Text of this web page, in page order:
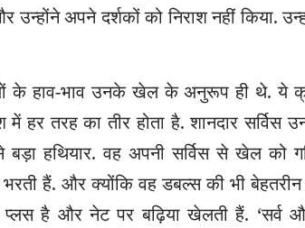
उन्होंने अपने दर्शकों को निराश नहीं किया.
के हाव-भाव उनके खेल के अनुरूप ही थे. ये
में हर तरह का तीर होता है. शानदार
हथियार. वह अपनी सर्विस से खेल को
हैं. और क्योंकि वह डबल्स की भी बेहतरीन
प्लस है और नेट पर बढ़िया खेलती हैं. ‘सर्व